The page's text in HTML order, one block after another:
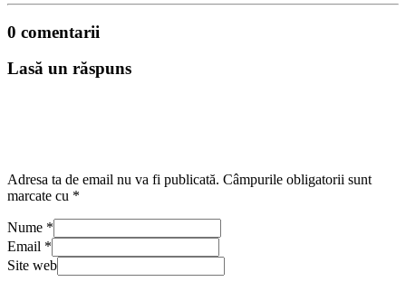
0 comentarii
Lasă un răspuns
Adresa ta de email nu va fi publicată. Câmpurile obligatorii sunt
marcate cu *
Nume *
Email *
Site web